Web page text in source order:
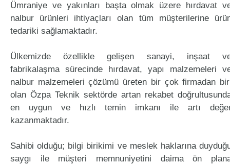
Ümraniye ve yakınları başta olmak üzere hırdavat
nalbur ürünleri ihtiyaçları olan tüm müşterilerine
tedariki sağlamaktadır.
Ülkemizde özellikle gelişen sanayi, inşaat
fabrikalaşma sürecinde hırdavat, yapı malzemeleri
nalbur malzemeleri çözümü üreten bir çok firmadan
olan Özpa Teknik sektörde artan rekabet
en uygun ve hızlı temin imkanı ile artı
kazanmaktadır.
Sahibi olduğu; bilgi birikimi ve meslek haklarına
saygı ile müşteri memnuniyetini daima ön